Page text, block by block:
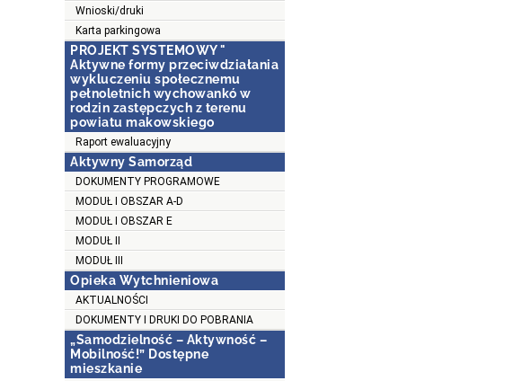
Wnioski/druki
Karta parkingowa
PROJEKT SYSTEMOWY "
Aktywne formy przeciwdziałania
wykluczeniu społecznemu
pełnoletnich wychowankó w
rodzin zastępczych z terenu
powiatu makowskiego
Raport ewaluacyjny
Aktywny Samorząd
DOKUMENTY PROGRAMOWE
MODUŁ I OBSZAR A-D
MODUŁ I OBSZAR E
MODUŁ II
MODUŁ III
Opieka Wytchnieniowa
AKTUALNOŚCI
DOKUMENTY I DRUKI DO POBRANIA
„Samodzielność – Aktywność –
Mobilność!” Dostępne
mieszkanie